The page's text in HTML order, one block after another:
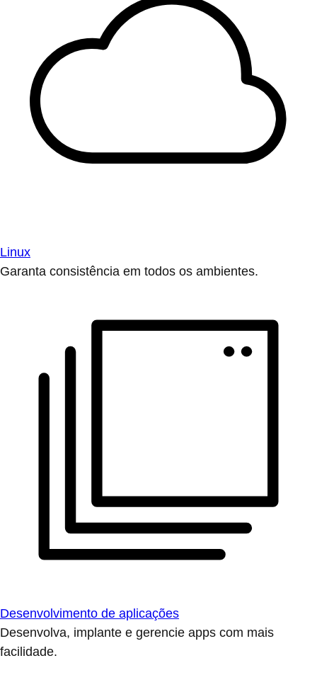
Linux
Garanta consistência em todos os ambientes.
Desenvolvimento de aplicações
Desenvolva, implante e gerencie apps com mais
facilidade.